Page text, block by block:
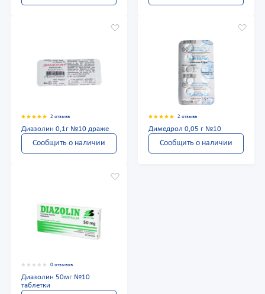
2 отзыва
Диазолин 0,1г №10 драже
Сообщить о наличии
2 отзыва
Димедрол 0,05 г №10
Сообщить о наличии
0 отзывов
Диазолин 50мг №10
таблетки